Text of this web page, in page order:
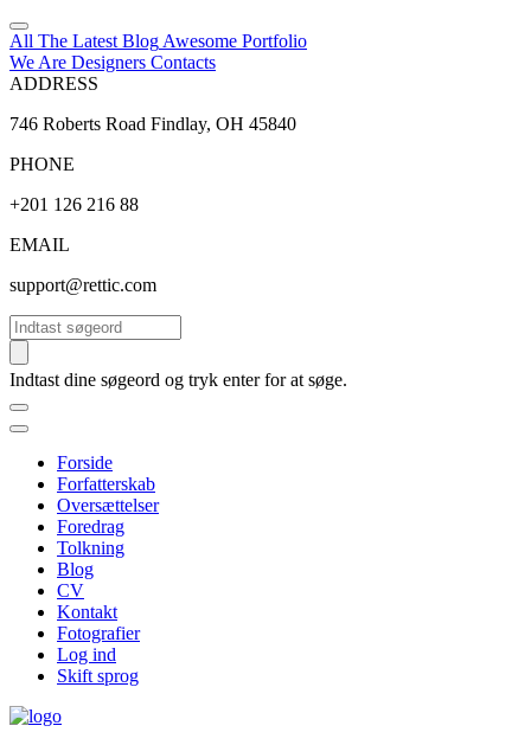
All The Latest Blog Awesome Portfolio
We Are Designers Contacts
ADDRESS
746 Roberts Road Findlay, OH 45840
PHONE
+201 126 216 88
EMAIL
support@rettic.com
Søg
Indtast dine søgeord og tryk enter for at søge.
Forside
Forfatterskab
Oversættelser
Foredrag
Tolkning
Blog
CV
Kontakt
Fotografier
Log ind
Skift sprog